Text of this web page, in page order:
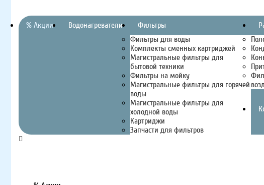
% Акции Водонагреватели
Фильтры
Фильтры для воды
Комплекты сменных картриджей
Магистральные фильтры для
бытовой техники
Фильтры на мойку
Магистральные фильтры для горячей
воды
Магистральные фильтры для
холодной воды
Картриджи
Запчасти для фильтров